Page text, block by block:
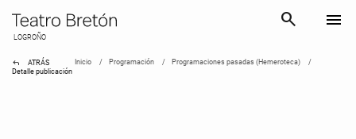
LOGROÑO
search menu
reply ATRÁS Inicio Programación
Programaciones pasadas (Hemeroteca)
Detalle publicación